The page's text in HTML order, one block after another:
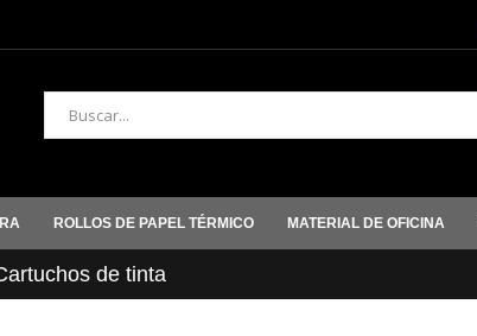
Buscar
ROLLOS DE PAPEL TÉRMICO MATERIAL DE OFICINA
de tinta